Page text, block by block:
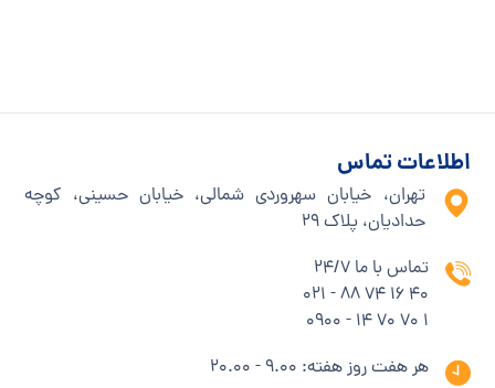
اطلاعات تماس
تهران، خیابان سهروردی شمالی، خیابان حسینی، کوچه
حدادیان، پلاک ۲۹
تماس با ما 24/7
40 16 74 88 - 021
1 70 70 14 - 0900
هر هفت روز هفته: 9.00 - 20.00